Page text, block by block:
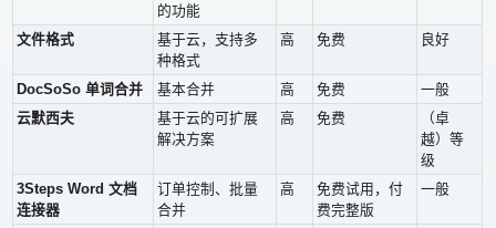
的功能
文件格式
基于云，支持多
种格式
高 免费 良好
DocSoSo 单词合并 基本合并 高 免费
一般
云默西夫
基于云的可扩展
解决方案
高 免费
（卓
越）等
级
3Steps Word 文档
连接器
订单控制、批量
合并
高
免费试用，付
费完整版
一般